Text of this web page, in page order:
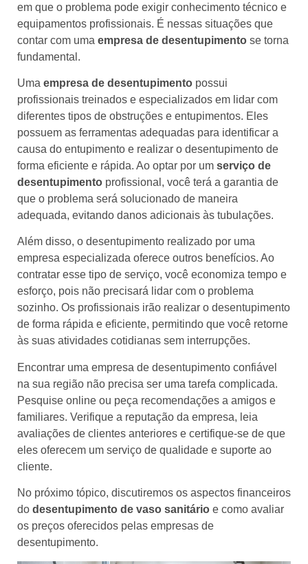
em que o problema pode exigir conhecimento técnico e
equipamentos profissionais. É nessas situações que
contar com uma empresa de desentupimento se torna
fundamental.
Uma empresa de desentupimento possui
profissionais treinados e especializados em lidar com
diferentes tipos de obstruções e entupimentos. Eles
possuem as ferramentas adequadas para identificar a
causa do entupimento e realizar o desentupimento de
forma eficiente e rápida. Ao optar por um serviço de
desentupimento profissional, você terá a garantia de
que o problema será solucionado de maneira
adequada, evitando danos adicionais às tubulações.
Além disso, o desentupimento realizado por uma
empresa especializada oferece outros benefícios. Ao
contratar esse tipo de serviço, você economiza tempo e
esforço, pois não precisará lidar com o problema
sozinho. Os profissionais irão realizar o desentupimento
de forma rápida e eficiente, permitindo que você retorne
às suas atividades cotidianas sem interrupções.
Encontrar uma empresa de desentupimento confiável
na sua região não precisa ser uma tarefa complicada.
Pesquise online ou peça recomendações a amigos e
familiares. Verifique a reputação da empresa, leia
avaliações de clientes anteriores e certifique-se de que
eles oferecem um serviço de qualidade e suporte ao
cliente.
No próximo tópico, discutiremos os aspectos financeiros
do desentupimento de vaso sanitário e como avaliar
os preços oferecidos pelas empresas de
desentupimento.